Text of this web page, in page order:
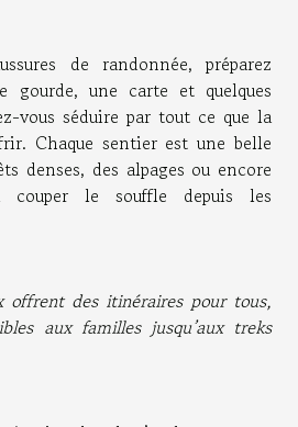
de randonnée, préparez
gourde, une carte et quelques
vous séduire par tout ce que la
Chaque sentier est une belle
denses, des alpages ou encore
couper le souffle depuis les
offrent des itinéraires pour tous,
aux familles jusqu’aux treks